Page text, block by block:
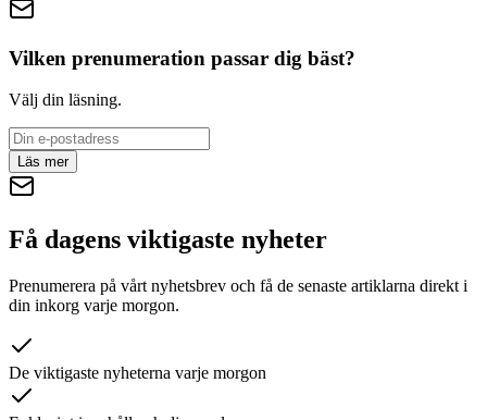
Vilken prenumeration passar dig bäst?
Välj din läsning.
Läs mer
Få dagens viktigaste nyheter
Prenumerera på vårt nyhetsbrev och få de senaste artiklarna direkt i
din inkorg varje morgon.
De viktigaste nyheterna varje morgon